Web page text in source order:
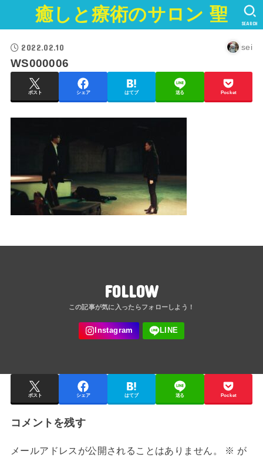
癒しと療術のサロン 聖 SEARCH
2022.02.10 sei
WS000006
ポスト シェア はてブ 送る Pocket
FOLLOW
ポスト シェア はてブ 送る Pocket
コメントを残す
メールアドレスが公開されることはありません。 ※ が